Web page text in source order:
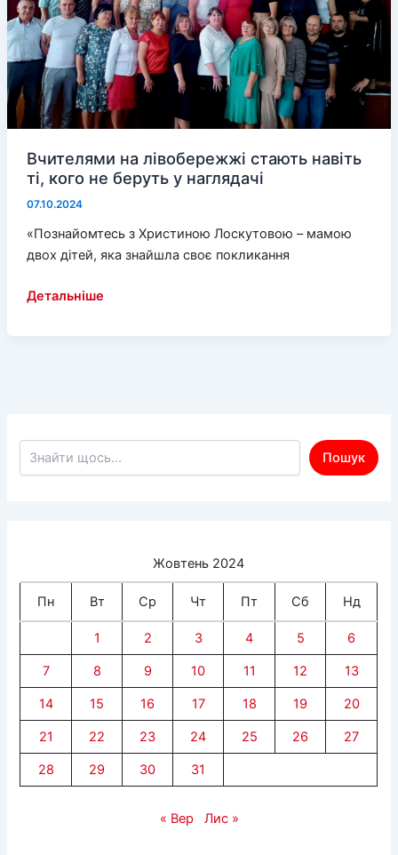
покарали
карцером
за
непокору
російській
Вчителями на лівобережжі стають навіть
ті, кого не беруть у наглядачі
07.10.2024
«Познайомтесь з Христиною Лоскутовою – мамою
двох дітей, яка знайшла своє покликання
Вчителями
не
беруть
Детальніше
Пошук по сайту
Пошук
Жовтень 2024
Пн Вт Ср Чт Пт Сб Нд
1 2 3 4 5 6
7 8 9 10 11 12 13
14 15 16 17 18 19 20
21 22 23 24 25 26 27
28 29 30 31
« Вер Лис »